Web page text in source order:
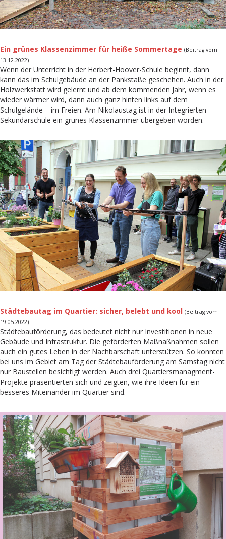
Ein grünes Klassenzimmer für heiße Sommertage (Beitrag vom
13.12.2022)
Wenn der Unterricht in der Herbert-Hoover-Schule beginnt, dann
kann das im Schulgebäude an der Pankstaße geschehen. Auch in der
Holzwerkstatt wird gelernt und ab dem kommenden Jahr, wenn es
wieder wärmer wird, dann auch ganz hinten links auf dem
Schulgelände – im Freien. Am Nikolaustag ist in der Integrierten
Sekundarschule ein grünes Klassenzimmer übergeben worden.
Städtebautag im Quartier: sicher, belebt und kool (Beitrag vom
19.05.2022)
Städtebauförderung, das bedeutet nicht nur Investitionen in neue
Gebäude und Infrastruktur. Die geförderten Maßnaßnahmen sollen
auch ein gutes Leben in der Nachbarschaft unterstützen. So konnten
bei uns im Gebiet am Tag der Städtebauförderung am Samstag nicht
nur Baustellen besichtigt werden. Auch drei Quartiersmanagment-
Projekte präsentierten sich und zeigten, wie ihre Ideen für ein
besseres Miteinander im Quartier sind.